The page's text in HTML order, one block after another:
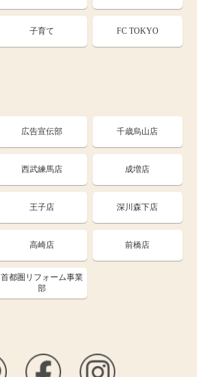
子育て FC TOKYO
広告宣伝部 千歳烏山店
西武練馬店 成増店
王子店 深川森下店
高崎店 前橋店
首都圏リフォーム事業
部